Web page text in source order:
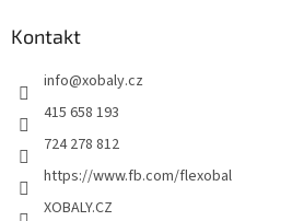
Kontakt
info@xobaly.cz
415 658 193
724 278 812
https://www.fb.com/flexobal
XOBALY.CZ